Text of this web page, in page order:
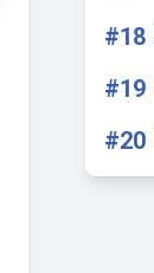
#18
#19
#20